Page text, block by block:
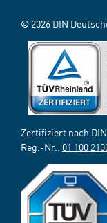
© 2026 DIN
Zertifiziert nach
Reg.-Nr.: 01 100